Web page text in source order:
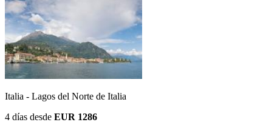
Italia - Lagos del Norte de Italia
4 días desde EUR 1286